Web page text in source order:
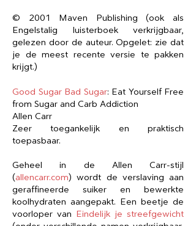
© 2001 Maven Publishing (ook als
Engelstalig luisterboek verkrijgbaar,
gelezen door de auteur. Opgelet: zie dat
je de meest recente versie te pakken
krijgt.)
Good Sugar Bad Sugar: Eat Yourself Free
from Sugar and Carb Addiction
Allen Carr
Zeer toegankelijk en praktisch
toepasbaar.
Geheel in de Allen Carr-stijl
(allencarr.com) wordt de verslaving aan
geraffineerde suiker en bewerkte
koolhydraten aangepakt. Een beetje de
voorloper van Eindelijk je streefgewicht